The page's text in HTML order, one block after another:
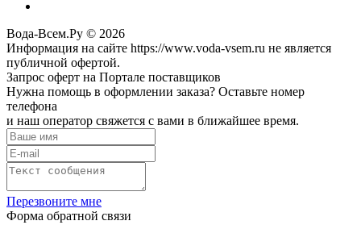
Вода-Всем.Ру © 2026
Информация на сайте https://www.voda-vsem.ru не является
публичной офертой.
Запрос оферт на Портале поставщиков
Нужна помощь в оформлении заказа? Оставьте номер
телефона
и наш оператор свяжется с вами в ближайшее время.
Перезвоните мне
Форма обратной связи